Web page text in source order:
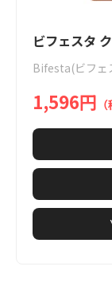
1
7
ビフェスタ
Bifesta(ビフェ
1,596円